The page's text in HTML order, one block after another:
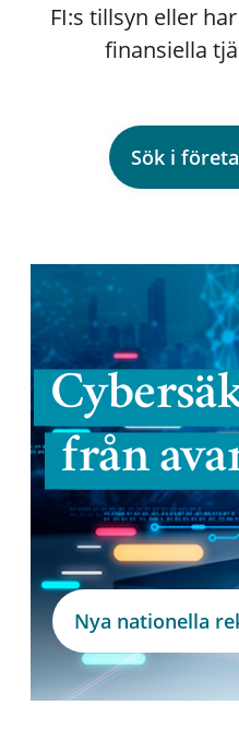
FI:s tillsyn eller
finansiella
Sök i
från
Nya nationella